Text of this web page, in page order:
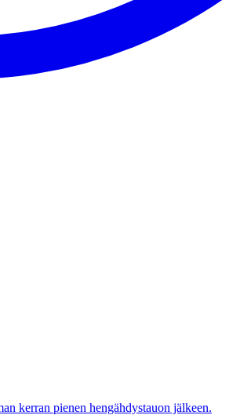
kerran pienen hengähdystauon jälkeen.